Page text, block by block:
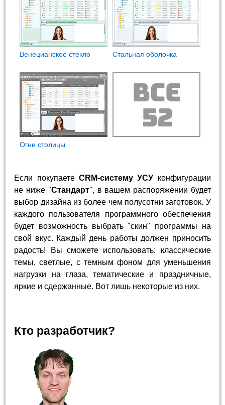
Венецианское стекло Стальная оболочка
Огни столицы
Если покупаете CRM-систему УСУ конфигурации
не ниже "Стандарт", в вашем распоряжении будет
выбор дизайна из более чем полусотни заготовок. У
каждого пользователя программного обеспечения
будет возможность выбрать "скин" программы на
свой вкус. Каждый день работы должен приносить
радость! Вы сможете использовать: классические
темы, светлые, с темным фоном для уменьшения
нагрузки на глаза, тематические и праздничные,
яркие и сдержанные. Вот лишь некоторые из них.
Кто разработчик?